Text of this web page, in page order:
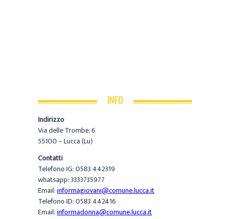
INFO
Indirizzo
Via delle Trombe, 6
55100 – Lucca (Lu)
Contatti
Telefono IG: 0583 442319
whatsapp: 3333735977
Email:informagiovani@comune.lucca.it
Telefono ID: 0583 442416
Email:informadonna@comune.lucca.it